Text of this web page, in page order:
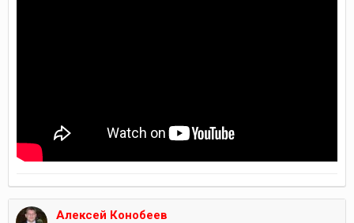
Алексей Конобеев